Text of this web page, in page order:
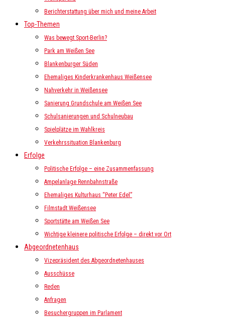
Berichterstattung über mich und meine Arbeit
Top-Themen
Was bewegt Sport-Berlin?
Park am Weißen See
Blankenburger Süden
Ehemaliges Kinderkrankenhaus Weißensee
Nahverkehr in Weißensee
Sanierung Grundschule am Weißen See
Schulsanierungen und Schulneubau
Spielplätze im Wahlkreis
Verkehrssituation Blankenburg
Erfolge
Politische Erfolge – eine Zusammenfassung
Ampelanlage Rennbahnstraße
Ehemaliges Kulturhaus “Peter Edel”
Filmstadt Weißensee
Sportstätte am Weißen See
Wichtige kleinere politische Erfolge – direkt vor Ort
Abgeordnetenhaus
Vizepräsident des Abgeordnetenhauses
Ausschüsse
Reden
Anfragen
Besuchergruppen im Parlament